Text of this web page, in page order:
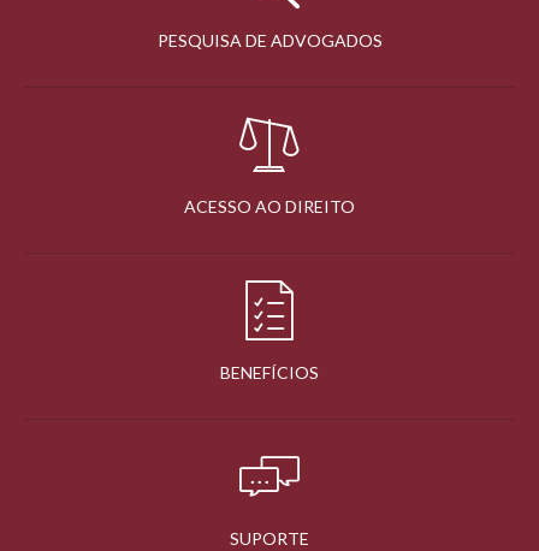
PESQUISA DE ADVOGADOS
ACESSO AO DIREITO
BENEFÍCIOS
SUPORTE